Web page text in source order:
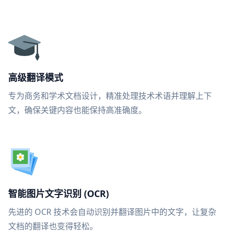
高级翻译模式
专为商务和学术文档设计，精准处理技术术语并理解上下
文，确保关键内容也能保持高准确度。
智能图片文字识别 (OCR)
先进的 OCR 技术会自动识别并翻译图片中的文字，让复杂
文档的翻译也变得轻松。